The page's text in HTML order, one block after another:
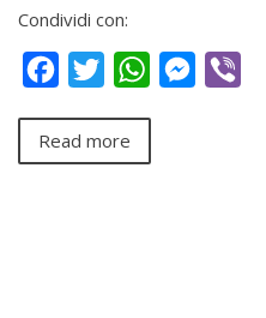
Condividi con:
FacebookTwitterWhatsApp
Read more